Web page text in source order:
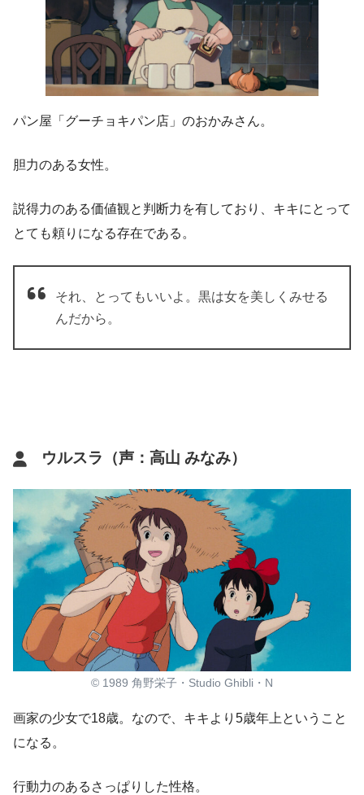
パン屋「グーチョキパン店」のおかみさん。
胆力のある女性。
説得力のある価値観と判断力を有しており、キキにとって
とても頼りになる存在である。
それ、とってもいいよ。黒は女を美しくみせる
んだから。
ウルスラ（声：高山 みなみ）
© 1989 角野栄子・Studio Ghibli・N
画家の少女で18歳。なので、キキより5歳年上ということ
になる。
行動力のあるさっぱりした性格。